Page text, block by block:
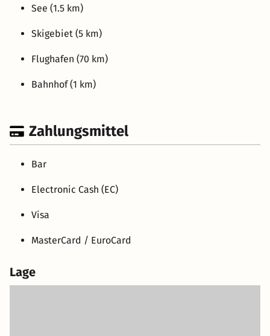
See (1.5 km)
Skigebiet (5 km)
Flughafen (70 km)
Bahnhof (1 km)
Zahlungsmittel
Bar
Electronic Cash (EC)
Visa
MasterCard / EuroCard
Lage